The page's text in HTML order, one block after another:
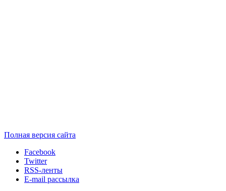
Полная версия сайта
Facebook
Twitter
RSS-ленты
E-mail рассылка